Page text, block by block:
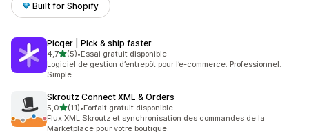
Built for Shopify
Picqer | Pick & ship faster
4,7étoile(s) sur 5
(5)
5 avis au total
•Essai gratuit disponible
Logiciel de gestion d’entrepôt pour l’e-commerce. Professionnel.
Simple.
Skroutz Connect XML & Orders
5,0étoile(s) sur 5
(11)
11 avis au total
•Forfait gratuit disponible
Flux XML Skroutz et synchronisation des commandes de la
Marketplace pour votre boutique.